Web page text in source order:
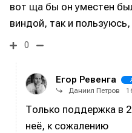
вот ща бы он уместен
виндой, так и пользуюсь,
0
Егор Ревенга
Даниил Петров
Только поддержка в
неё, к сожалению